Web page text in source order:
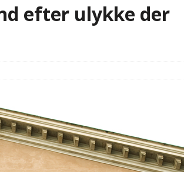
lidt længere tid på at komme af sted i 2025
skal ruste betjentene til mere kompleks
efter ulykke der